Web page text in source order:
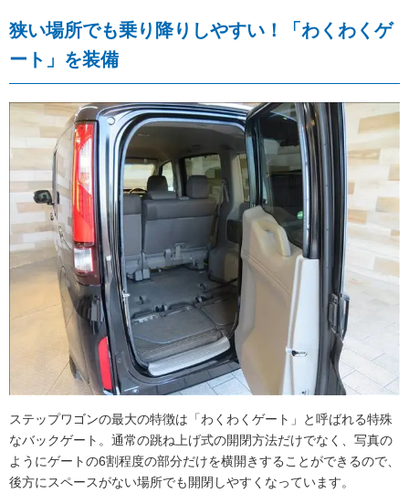
狭い場所でも乗り降りしやすい！「わくわくゲ
ート」を装備
ステップワゴンの最大の特徴は「わくわくゲート」と呼ばれる特殊
なバックゲート。通常の跳ね上げ式の開閉方法だけでなく、写真の
ようにゲートの6割程度の部分だけを横開きすることができるので、
後方にスペースがない場所でも開閉しやすくなっています。